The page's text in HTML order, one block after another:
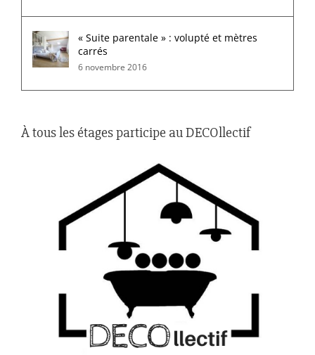
« Suite parentale » : volupté et mètres
carrés
6 novembre 2016
À tous les étages participe au DECOllectif